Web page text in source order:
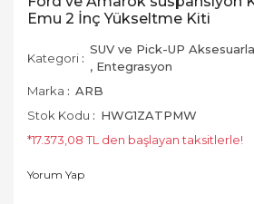
Emu 2 İnç Yükseltme Kiti
Kategori
SUV ve Pick-UP
, Entegrasyon
Marka
ARB
Stok Kodu
HWG1ZATPMW
*17.373,08 TL den başlayan taksitlerle!
Yorum Yap